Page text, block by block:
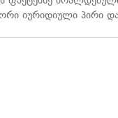
იურიდიული პირი